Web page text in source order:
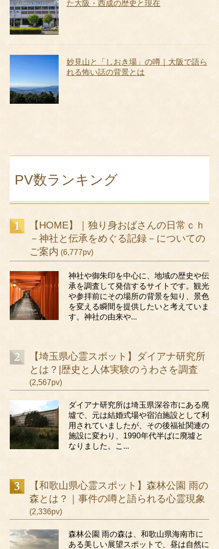
た大阪・西成の歴史と現在
妙見山と「しおき場」の噂｜大阪で語ら
れる怖い話の背景とは
PV数ランキング
【HOME】｜独り身おばさんの日常ｃｈ
－神社と伝承をめぐる記録－についての
ご案内 (6,777pv)
神社や御朱印を中心に、地域の歴史や伝
承を調査して発信するサイトです。観光
や参拝前にその場所の背景を知り、景色
を変える瞬間を提供したいと考えていま
す。神社の由来や...
【埼玉県心霊スポット】ダイアナ研究所
とは？|歴史と人体実験のうわさを調査
(2,567pv)
ダイアナ研究所は埼玉県深谷市にある廃
墟で、元は結婚式場や宿泊施設として利
用されていましたが、その後福祉関連の
施設に変わり、1990年代半ばに廃墟と
なりました。こ...
【和歌山県心霊スポット】森林公園 雨の
森とは？｜事件の噂と語られる心霊現象
(2,336pv)
森林公園 雨の森は、和歌山県海南市に
ある美しい展望スポットで、昼は自然に